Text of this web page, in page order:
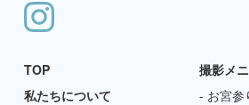
TOP
私たちについて
撮影メ
お宮参